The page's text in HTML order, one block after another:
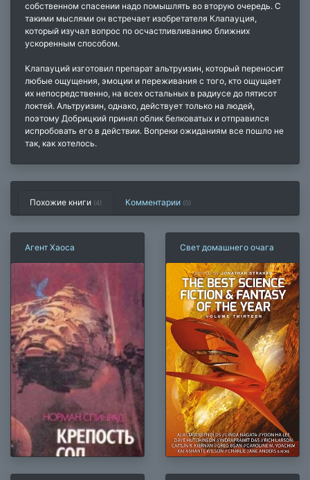
собственном спасении надо помышлять во вторую очередь. С
такими мыслями он встречает изобретателя Клапауция,
который изучал вопрос по осчастливливанию ближних
ускоренным способом.
Клапауций изготовил препарат альтруизин, который переносит
любые ощущения, эмоции и переживания с того, кто ощущает
их непосредственно, на всех остальных в радиусе до пятисот
локтей. Альтруизин, однако, действует только на людей,
поэтому Добрицкий принял облик белковатых и отправился
испробовать его в действии. Вопреки ожиданиям все пошло не
так, как хотелось.
Похожие книги (4) Комментарии (0)
Агент Хаоса Свет домашнего очага